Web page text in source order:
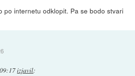
po internetu odklopit. Pa se bodo stvari
izjavil: